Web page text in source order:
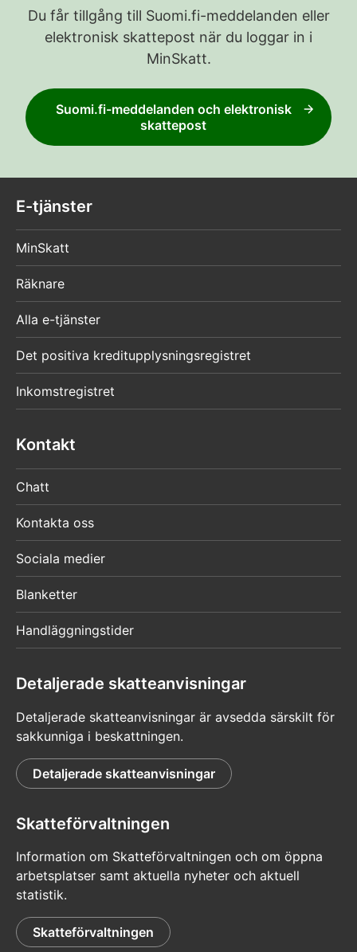
Du får tillgång till Suomi.fi-meddelanden eller
elektronisk skattepost när du loggar in i
MinSkatt.
Suomi.fi-meddelanden och elektronisk
skattepost
E-tjänster
MinSkatt
Räknare
Alla e-tjänster
Det positiva kreditupplysningsregistret
Inkomstregistret
Kontakt
Chatt
Kontakta oss
Sociala medier
Blanketter
Handläggningstider
Detaljerade skatteanvisningar
Detaljerade skatteanvisningar är avsedda särskilt för
sakkunniga i beskattningen.
Detaljerade skatteanvisningar
Skatteförvaltningen
Information om Skatteförvaltningen och om öppna
arbetsplatser samt aktuella nyheter och aktuell
statistik.
Skatteförvaltningen